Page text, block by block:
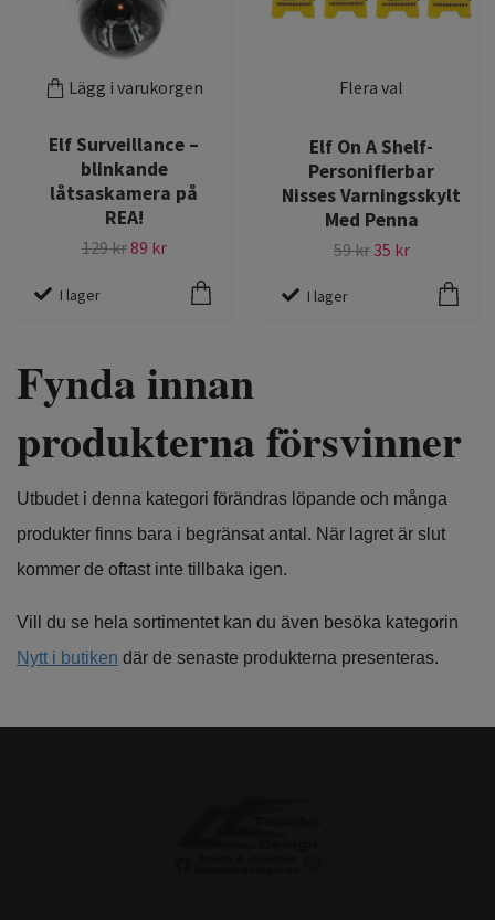
Lägg i varukorgen
Elf Surveillance –
blinkande
låtsaskamera på
REA!
129 kr89 kr
I lager
Flera val
Elf On A Shelf-
Personifierbar
Nisses Varningsskylt
Med Penna
59 kr 35 kr
I lager
Fynda innan
produkterna försvinner
Utbudet i denna kategori förändras löpande och många
produkter finns bara i begränsat antal. När lagret är slut
kommer de oftast inte tillbaka igen.
Vill du se hela sortimentet kan du även besöka kategorin
Nytt i butiken där de senaste produkterna presenteras.